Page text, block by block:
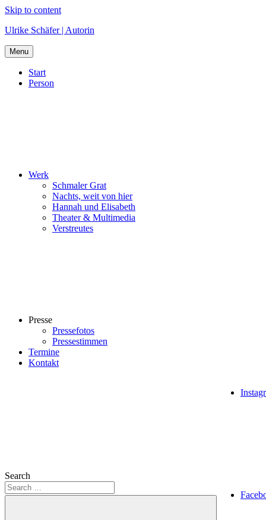
Skip to content
Ulrike Schäfer | Autorin
Menu
Start
Person
Werk
Schmaler Grat
Nachts, weit von hier
Hannah und Elisabeth
Theater & Multimedia
Verstreutes
Presse
Pressefotos
Pressestimmen
Termine
Kontakt
Search